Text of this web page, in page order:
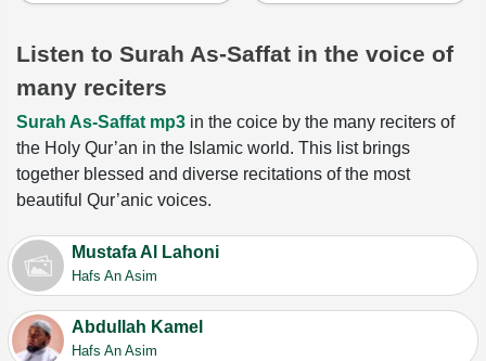
Listen to Surah As-Saffat in the voice of
many reciters
Surah As-Saffat mp3 in the coice by the many reciters of
the Holy Qur’an in the Islamic world. This list brings
together blessed and diverse recitations of the most
beautiful Qur’anic voices.
Mustafa Al Lahoni
Hafs An Asim
Abdullah Kamel
Hafs An Asim